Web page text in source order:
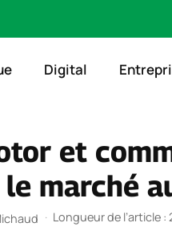
Digital
et
le marché
· Longueur de l’article :